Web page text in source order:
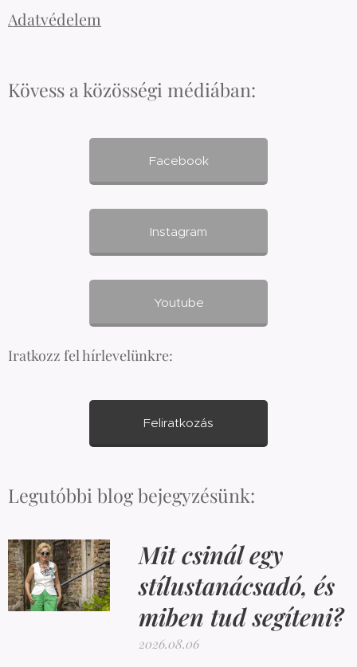
Adatvédelem
Kövess a közösségi médiában:
Facebook
Instagram
Youtube
Iratkozz fel hírlevelünkre:
Feliratkozás
Legutóbbi blog bejegyzésünk:
Mit csinál egy
stílustanácsadó, és
miben tud segíteni?
2026.08.06